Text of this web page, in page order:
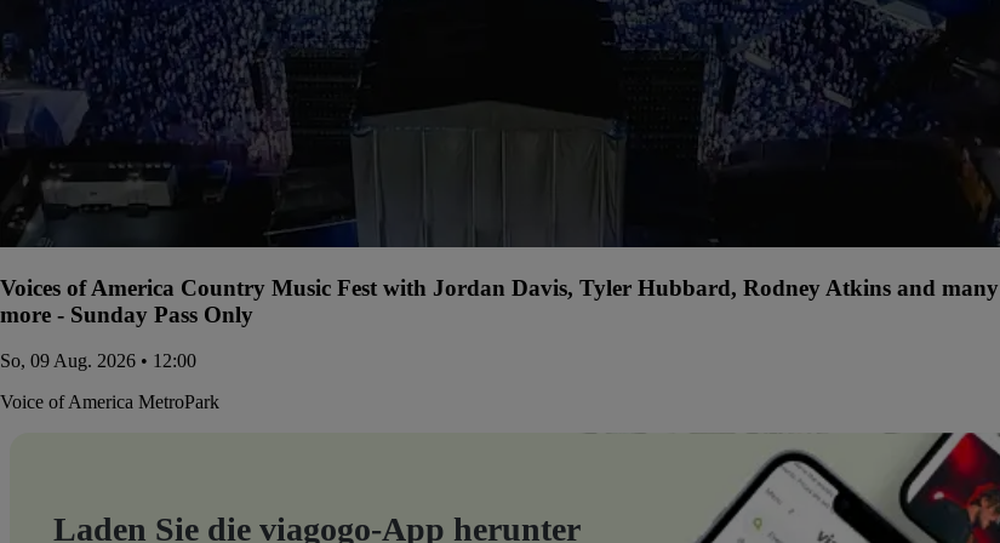
Voices of America Country Music Fest with Jordan Davis, Tyler Hubbard, Rodney Atkins and many
more - Sunday Pass Only
So, 09 Aug. 2026 • 12:00
Voice of America MetroPark
Laden Sie die viagogo-App herunter